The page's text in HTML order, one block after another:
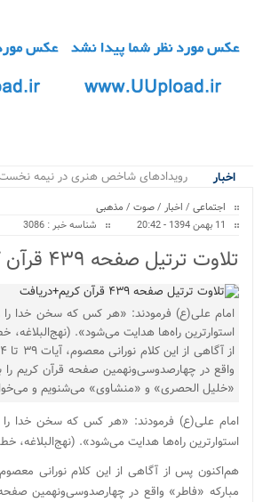
اخبار
رویدادهای شاخص هنری در نیمه نخست ۱۴۰۵
اجتماعی / اخبار /صوت / مذهبی
شناسه خبر : 3086
تلاوت ترتیل صفحه ۴۳۹ قرآن کریم+دریافت
امام علی(ع) فرمودند: «هر کس که سخن خدا را
واقع در چهارصدوسی‌ونهمین صفحه قرآن کریم را
«خلیل الحصری» و «منشاوی» می‌شنویم و
امام علی(ع) فرمودند: «هر کس که سخن خدا را
استوارترین راه‌ها هدایت می‌شود». (نهج‌البلاغه، خطبه
مبارکه «فاطر» واقع در چهارصدوسی‌ونهمین